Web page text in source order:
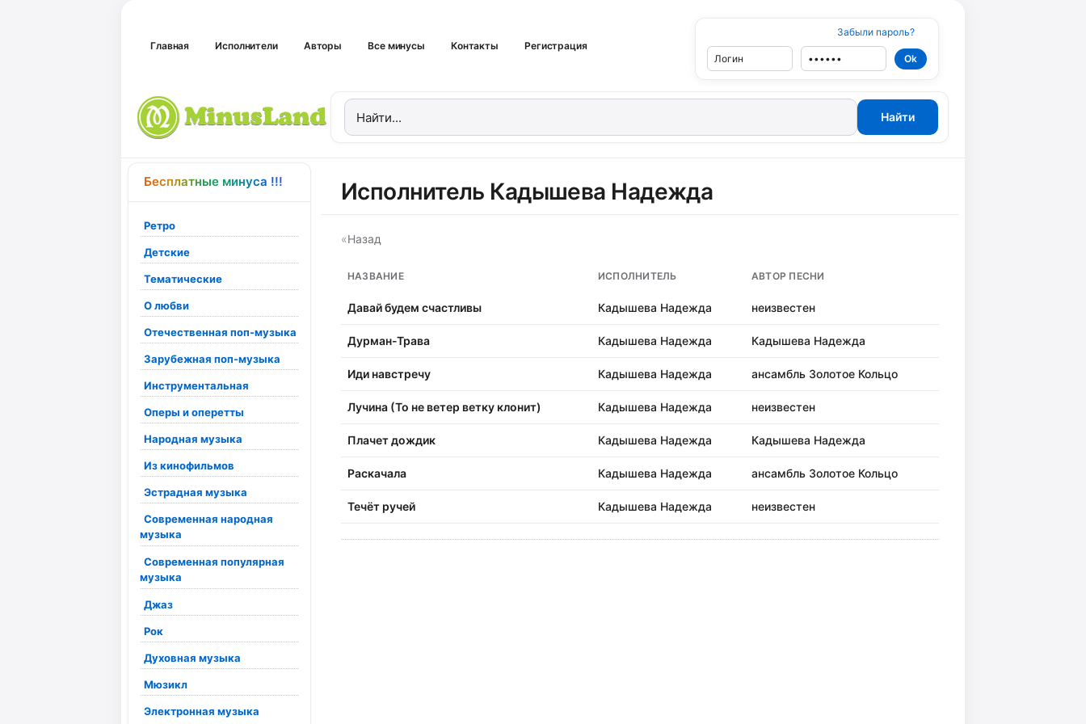
Главная Исполнители Авторы Все минусы Контакты Регистрация
Забыли пароль?
Бесплатные минуса !!!
Ретро
Детские
Тематические
О любви
Отечественная поп-музыка
Зарубежная поп-музыка
Инструментальная
Оперы и оперетты
Народная музыка
Из кинофильмов
Эстрадная музыка
Современная народная
музыка
Современная популярная
музыка
Джаз
Рок
Духовная музыка
Мюзикл
Электронная музыка
Исполнитель Кадышева Надежда
«Назад
НАЗВАНИЕ ИСПОЛНИТЕЛЬ АВТОР ПЕСНИ
Давай будем счастливы Кадышева Надежда неизвестен
Дурман-Трава Кадышева Надежда Кадышева Надежда
Иди навстречу Кадышева Надежда ансамбль Золотое Кольцо
Лучина (То не ветер ветку клонит) Кадышева Надежда неизвестен
Плачет дождик Кадышева Надежда Кадышева Надежда
Раскачала Кадышева Надежда ансамбль Золотое Кольцо
Течёт ручей Кадышева Надежда неизвестен